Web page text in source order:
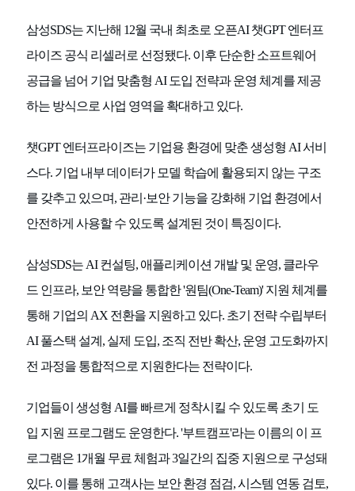
삼성SDS는 지난해 12월 국내 최초로 오픈AI 챗GPT 엔터프
라이즈 공식 리셀러로 선정됐다. 이후 단순한 소프트웨어
공급을 넘어 기업 맞춤형 AI 도입 전략과 운영 체계를 제공
하는 방식으로 사업 영역을 확대하고 있다.
챗GPT 엔터프라이즈는 기업용 환경에 맞춘 생성형 AI 서비
스다. 기업 내부 데이터가 모델 학습에 활용되지 않는 구조
를 갖추고 있으며, 관리·보안 기능을 강화해 기업 환경에서
안전하게 사용할 수 있도록 설계된 것이 특징이다.
삼성SDS는 AI 컨설팅, 애플리케이션 개발 및 운영, 클라우
드 인프라, 보안 역량을 통합한 '원팀(One-Team)' 지원 체계를
통해 기업의 AX 전환을 지원하고 있다. 초기 전략 수립부터
AI 풀스택 설계, 실제 도입, 조직 전반 확산, 운영 고도화까지
전 과정을 통합적으로 지원한다는 전략이다.
기업들이 생성형 AI를 빠르게 정착시킬 수 있도록 초기 도
입 지원 프로그램도 운영한다. '부트캠프'라는 이름의 이 프
로그램은 1개월 무료 체험과 3일간의 집중 지원으로 구성돼
있다. 이를 통해 고객사는 보안 환경 점검, 시스템 연동 검토,